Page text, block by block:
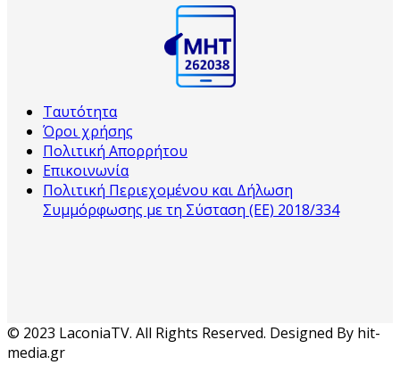
Ταυτότητα
Όροι χρήσης
Πολιτική Απορρήτου
Επικοινωνία
Πολιτική Περιεχομένου και Δήλωση
Συμμόρφωσης με τη Σύσταση (ΕΕ) 2018/334
© 2023 LaconiaTV. All Rights Reserved. Designed By hit-
media.gr